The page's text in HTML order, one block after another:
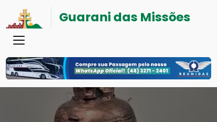
Guarani das Missões